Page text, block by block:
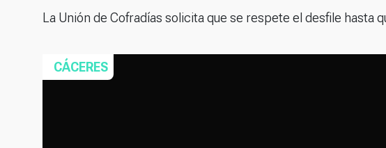
La Unión de Cofradías solicita que se respete el desfile
CÁCERES